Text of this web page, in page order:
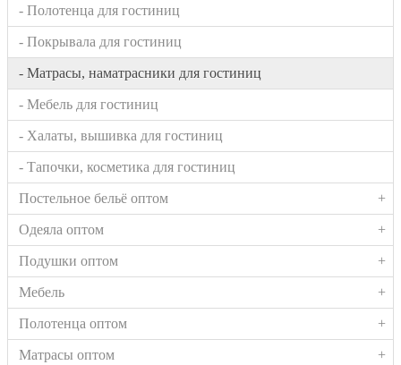
- Полотенца для гостиниц
- Покрывала для гостиниц
- Матрасы, наматрасники для гостиниц
- Мебель для гостиниц
- Халаты, вышивка для гостиниц
- Тапочки, косметика для гостиниц
Постельное бельё оптом +
Одеяла оптом +
Подушки оптом +
Мебель +
Полотенца оптом +
Матрасы оптом +